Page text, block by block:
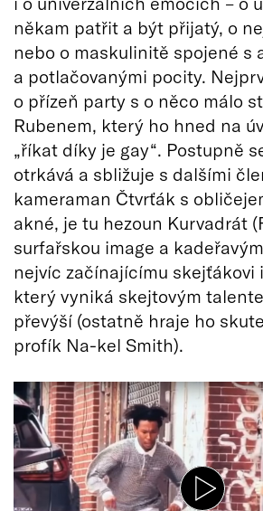
někam patřit a být přijatý, o
nebo o maskulinitě spojené s
a potlačovanými pocity.
o přízeň party s o něco málo
Rubenem, který ho hned na
„říkat díky je gay“. Postupně
otrkává a sbližuje s dalšími
kameraman Čtvrťák s
akné, je tu hezoun Kurvadrát
surfařskou image a
nejvíc začínajícímu skejťákovi
který vyniká skejtovým
převýší (ostatně hraje ho
profík Na-kel Smith).